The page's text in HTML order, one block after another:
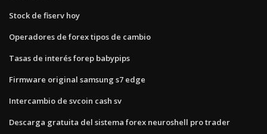
Stock de fiserv hoy
Operadores de forex tipos de cambio
Tasas de interés forep babypips
Firmware original samsung s7 edge
Intercambio de svcoin cash sv
Descarga gratuita del sistema forex neuroshell pro trader